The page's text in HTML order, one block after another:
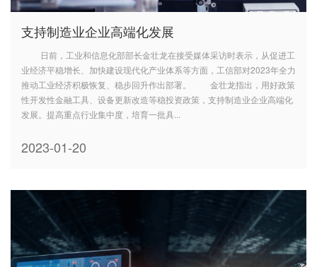
支持制造业企业高端化发展
日前，工业和信息化部部长金壮龙在接受媒体采访时表示，从促进工
业经济平稳增长、加快建设现代化产业体系等方面，工信部对2023年全力
推动工业经济积极恢复、稳步回升作出部署。 金壮龙指出，用好政策
性开发性金融工具、设备更新改造等稳投资政策，支持制造业企业高端化
发展。提高重点行业集中度，培育一批具...
2023-01-20